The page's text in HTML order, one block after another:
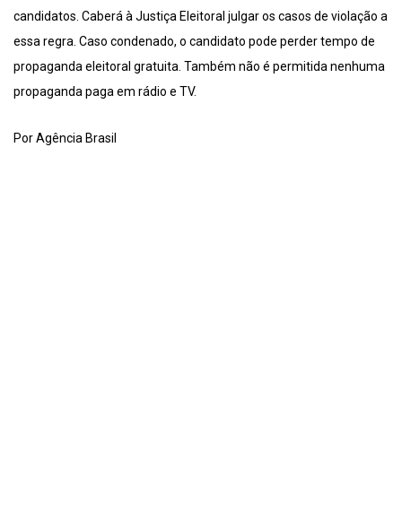
candidatos. Caberá à Justiça Eleitoral julgar os casos de violação a
essa regra. Caso condenado, o candidato pode perder tempo de
propaganda eleitoral gratuita. Também não é permitida nenhuma
propaganda paga em rádio e TV.
Por Agência Brasil